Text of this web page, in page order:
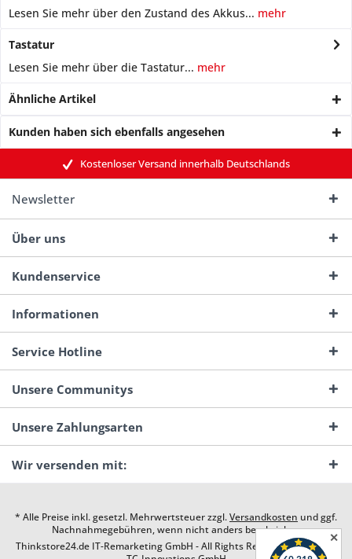
Lesen Sie mehr über den Zustand des Akkus... mehr
Tastatur
Lesen Sie mehr über die Tastatur... mehr
Ähnliche Artikel
Kunden haben sich ebenfalls angesehen
Kostenloser Versand innerhalb Deutschlands
Newsletter
Über uns
Kundenservice
Informationen
Service Hotline
Unsere Communitys
Unsere Zahlungsarten
Wir versenden mit:
* Alle Preise inkl. gesetzl. Mehrwertsteuer zzgl.Versandkosten und ggf.
Nachnahmegebühren, wenn nicht anders beschrieben
Thinkstore24.de IT-Remarketing GmbH - All Rights Reserved. Design by
✕